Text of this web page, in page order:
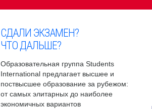
СДАЛИ ЭКЗАМЕН?
ЧТО ДАЛЬШЕ?
Образовательная группа Students
International предлагает высшее и
поствысшее образование за рубежом:
от самых элитарных до наиболее
экономичных вариантов